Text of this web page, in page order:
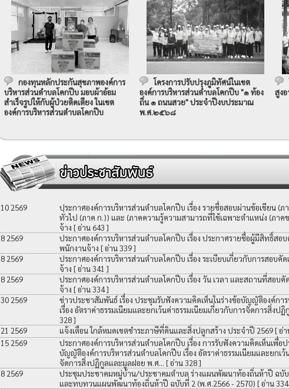
กองทุนหลักประกันสุขภาพองค์การ
บริหารส่วนตำบลโคกปีบ มอบผ้าอ้อม
สำเร็จรูปให้กับผู้ป่วยติดเตียง ในเขต
องค์การบริหารส่วนตำบลโคกปีบ
โครงการปรับปรุงภูมิทัศน์ในเขต
องค์การบริหารส่วนตำบลโคกปีบ "๑ ท้อง
ถิ่น ๑ ถนนสวย" ประจำปีงบประมาณ
พ.ศ.๒๕๖๘
สูง
10 2569
ประกาศองค์การบริหารส่วนตำบลโคกปีบ เรื่อง รายชื่อสอบผ่านข้อเขียน (ภ
ทั่วไป (ภาค ก.)) และ (ภาคความรู้ความสามารถที่ใช้เฉพาะตำแหน่ง (ภาค
จ้าง [ อ่าน 643 ]
8 2569
ประกาศองค์การบริหารส่วนตำบลโคกปีบ เรื่อง ประกาศรายชื่อผู้มีสิทธิ์สอบ
พนักงานจ้าง [ อ่าน 339 ]
8 2569
ประกาศองค์การบริหารส่วนตำบลโคกปีบ เรื่อง ระเบียบเกี่ยวกับการสอบคั
จ้าง [ อ่าน 341 ]
8 2569
ประกาศองค์การบริหารส่วนตำบลโคกปีบ เรื่อง วัน เวลา และสถานที่สอบคั
จ้าง [ อ่าน 334 ]
30 2569
ข่าวประชาสัมพันธ์ เรื่อง ประชุมรับฟังความคิดเห็นในร่างข้อบัญญัติองค์กา
เรื่อง อัตราค่าธรรมเนียมและยกเว้นค่าธรรมเนียมเกี่ยวกับการจัดการสิ่งป
328 ]
21 2569
แจ้งเตือน ใกล้หมดเขตชำระภาษีที่ดินและสิ่งปลูกสร้าง ประจำปี 2569[ อ่า
15 2569
ประกาศองค์การบริหารส่วนตำบลโคกปีบ เรื่อง การรับฟังความคิดเห็นเพื่อป
บัญญัติองค์การบริหารส่วนตำบลโคกปีบ เรื่อง อัตราค่าธรรมเนียมและยกเว้
จัดการสิ่งปฏิกูลและมูลฝอย พ.ศ... [ อ่าน 328 ]
8 2569
ประชุมประชาคมหมู่บ้าน/ประชาคมตำบล ร่างแผนพัฒนาท้องถิ่นห้าปี ฉบับ
และทบทวนแผนพัฒนาท้องถิ่นห้าปี ฉบับที่ 2 (พ.ศ.2566 - 2570) [ อ่าน